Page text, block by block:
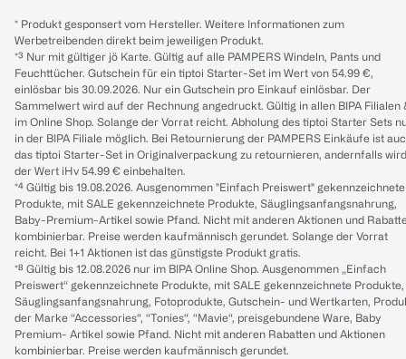
* Produkt gesponsert vom Hersteller. Weitere Informationen zum
Werbetreibenden direkt beim jeweiligen Produkt.
*³ Nur mit gültiger jö Karte. Gültig auf alle PAMPERS Windeln, Pants und
Feuchttücher. Gutschein für ein tiptoi Starter-Set im Wert von 54.99 €,
einlösbar bis 30.09.2026. Nur ein Gutschein pro Einkauf einlösbar. Der
Sammelwert wird auf der Rechnung angedruckt. Gültig in allen BIPA Filialen
im Online Shop. Solange der Vorrat reicht. Abholung des tiptoi Starter Sets
in der BIPA Filiale möglich. Bei Retournierung der PAMPERS Einkäufe ist
das tiptoi Starter-Set in Originalverpackung zu retournieren, andernfalls wird
der Wert iHv 54.99 € einbehalten.
*⁴ Gültig bis 19.08.2026. Ausgenommen "Einfach Preiswert" gekennzeichnete
Produkte, mit SALE gekennzeichnete Produkte, Säuglingsanfangsnahrung,
Baby-Premium-Artikel sowie Pfand. Nicht mit anderen Aktionen und
kombinierbar. Preise werden kaufmännisch gerundet. Solange der Vorrat
reicht. Bei 1+1 Aktionen ist das günstigste Produkt gratis.
*⁸ Gültig bis 12.08.2026 nur im BIPA Online Shop. Ausgenommen „Einfach
Preiswert“ gekennzeichnete Produkte, mit SALE gekennzeichnete Produkte,
Säuglingsanfangsnahrung, Fotoprodukte, Gutschein- und Wertkarten,
der Marke “Accessories“, “Tonies“, “Mavie“, preisgebundene Ware, Baby
Premium- Artikel sowie Pfand. Nicht mit anderen Rabatten und Aktionen
kombinierbar. Preise werden kaufmännisch gerundet.